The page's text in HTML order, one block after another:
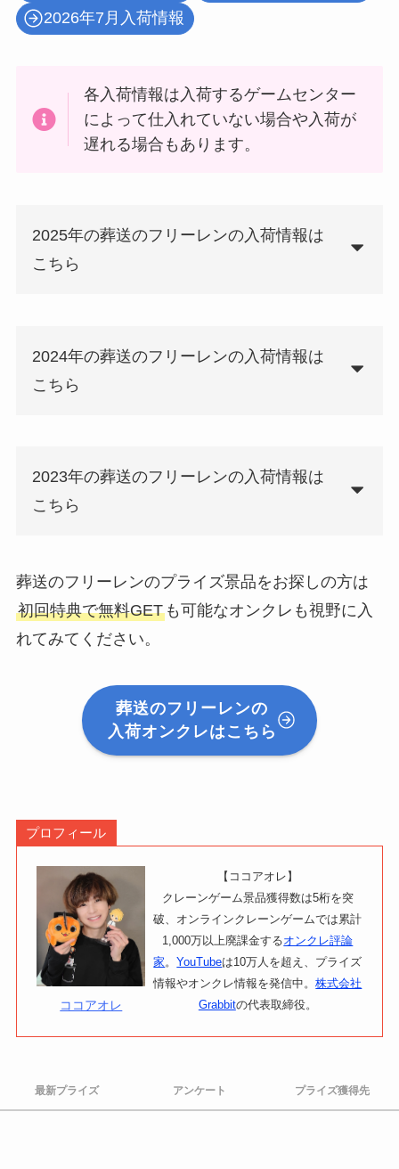
2026年7月入荷情報
各入荷情報は入荷するゲームセンター
によって仕入れていない場合や入荷が
遅れる場合もあります。
2025年の葬送のフリーレンの入荷情報は
こちら
2024年の葬送のフリーレンの入荷情報は
こちら
2023年の葬送のフリーレンの入荷情報は
こちら
葬送のフリーレンのプライズ景品をお探しの方は
初回特典で無料GETも可能なオンクレも視野に入
れてみてください。
葬送のフリーレンの
入荷オンクレはこちら
プロフィール
ココアオレ
【ココアオレ】
クレーンゲーム景品獲得数は5桁を突
破、オンラインクレーンゲームでは累計
1,000万以上廃課金するオンクレ評論
家。YouTubeは10万人を超え、プライズ
情報やオンクレ情報を発信中。株式会社
Grabbitの代表取締役。
最新プライズ アンケート プライズ獲得先